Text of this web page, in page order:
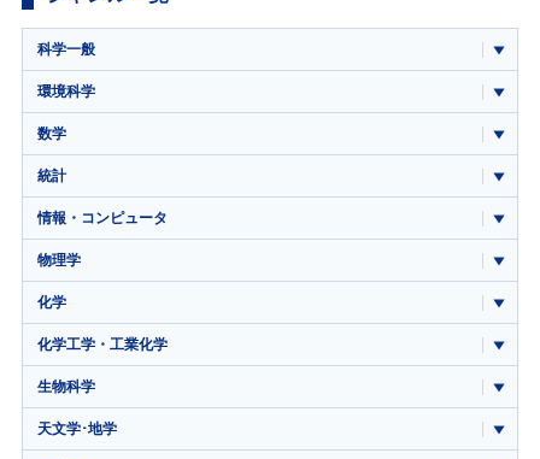
科学一般
環境科学
数学
統計
情報・コンピュータ
物理学
化学
化学工学・工業化学
生物科学
天文学･地学